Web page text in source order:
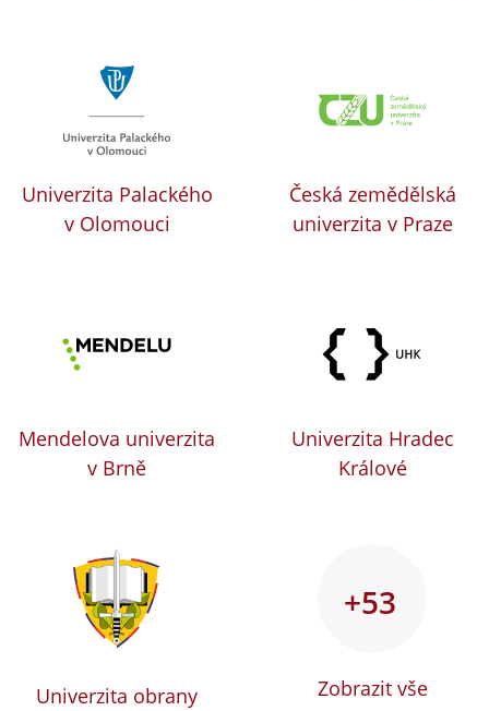
Univerzita Palackého
v Olomouci
Česká zemědělská
univerzita v Praze
Mendelova univerzita
v Brně
Univerzita Hradec
Králové
Univerzita obrany
+53
Zobrazit vše